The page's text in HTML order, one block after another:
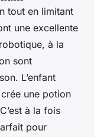
tout en limitant
une excellente
à la
sont
L’enfant
une potion
à la fois
pour